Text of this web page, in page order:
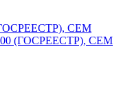
CEM
(ГОСРЕЕСТР), CEM